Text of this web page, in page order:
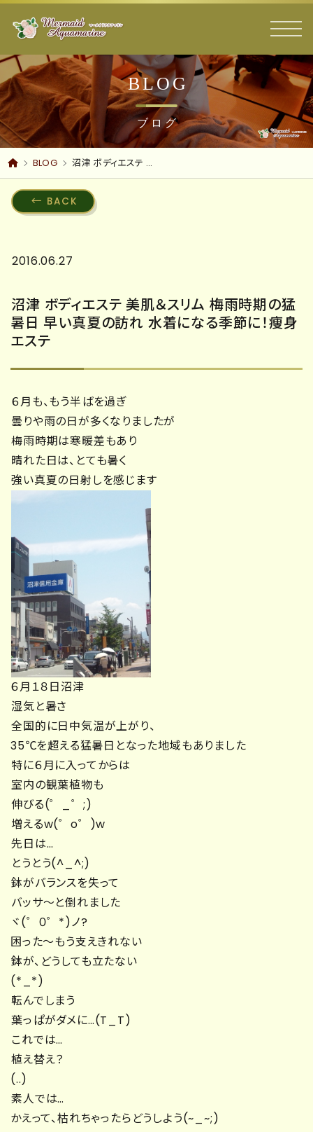
BLOG
ブログ
BLOG 沼津 ボディエステ 美肌＆スリム 梅雨時期の猛暑日 早い真夏の訪れ 水着になる季節に！痩身エステ
BACK
2016.06.27
沼津 ボディエステ 美肌＆スリム 梅雨時期の猛
暑日 早い真夏の訪れ 水着になる季節に！痩身
エステ
６月も、もう半ばを過ぎ
曇りや雨の日が多くなりましたが
梅雨時期は寒暖差もあり
晴れた日は、とても暑く
強い真夏の日射しを感じます
６月１８日沼津
湿気と暑さ
全国的に日中気温が上がり、
35℃を超える猛暑日となった地域もありました
特に６月に入ってからは
室内の観葉植物も
伸びる(゜_゜;)
増えるw(゜o゜)w
先日は…
とうとう(^_^;)
鉢がバランスを失って
バッサ～と倒れました
ヾ(゜０゜*)ノ?
困った～もう支えきれない
鉢が、どうしても立たない
(*_*)
転んでしまう
葉っぱがダメに…(T_T)
これでは…
植え替え？
(..)
素人では…
かえって、枯れちゃったらどうしよう(~_~;)